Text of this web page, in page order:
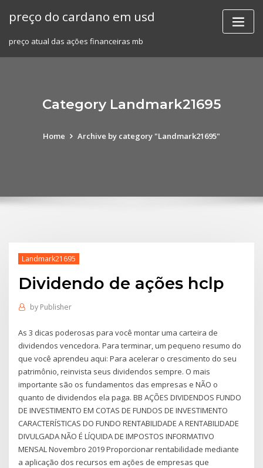
preço do cardano em usd
preço atual das ações financeiras mb
Category Landmark21695
Home Archive by category "Landmark21695"
Landmark21695
Dividendo de ações hclp
by Publisher
As 3 dicas poderosas para você montar uma carteira de
dividendos vencedora. Para terminar, um pequeno resumo do
que você aprendeu aqui: Para acelerar o crescimento do seu
patrimônio, reinvista seus dividendos sempre. O mais
importante são os fundamentos das empresas e NÃO o
quanto de dividendos ela paga. BB AÇÕES DIVIDENDOS FUNDO
DE INVESTIMENTO EM COTAS DE FUNDOS DE INVESTIMENTO
CARACTERÍSTICAS DO FUNDO RENTABILIDADE A RENTABILIDADE
DIVULGADA NÃO É LÍQUIDA DE IMPOSTOS INFORMATIVO
MENSAL Novembro 2019 Proporcionar rentabilidade mediante
a aplicação dos recursos em ações de empresas que